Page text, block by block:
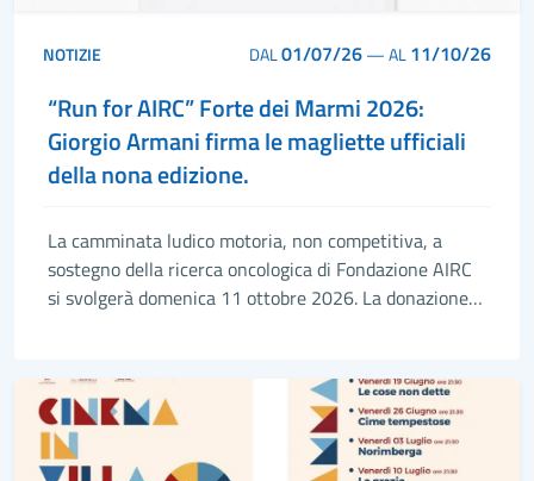
NOTIZIE DAL01/07/26—AL11/10/26
“Run for AIRC” Forte dei Marmi 2026:
Giorgio Armani firma le magliette ufficiali
della nona edizione.
La camminata ludico motoria, non competitiva, a
sostegno della ricerca oncologica di Fondazione AIRC
si svolgerà domenica 11 ottobre 2026. La donazione